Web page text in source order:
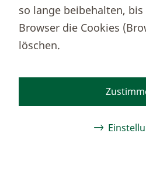
Partnerportale
Immobilienportal newhome
so lange beibehalten,
Browser die Cookies
löschen.